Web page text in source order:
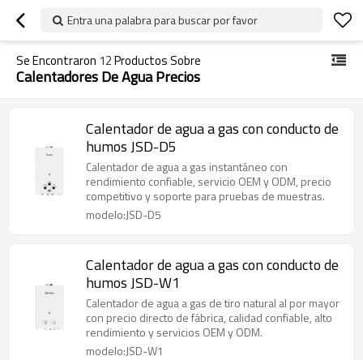
Entra una palabra para buscar por favor
Se Encontraron 12Productos Sobre
Calentadores De Agua Precios
Calentador de agua a gas con conducto de
humos JSD-D5
Calentador de agua a gas instantáneo con
rendimiento confiable, servicio OEM y ODM, precio
competitivo y soporte para pruebas de muestras.
modelo:JSD-D5
Calentador de agua a gas con conducto de
humos JSD-W1
Calentador de agua a gas de tiro natural al por mayor
con precio directo de fábrica, calidad confiable, alto
rendimiento y servicios OEM y ODM.
modelo:JSD-W1